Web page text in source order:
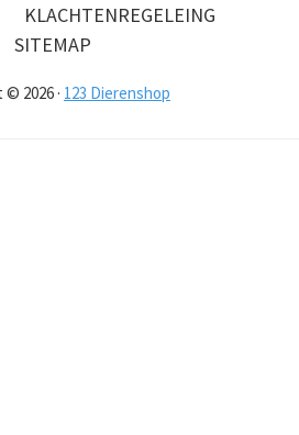
KLACHTENREGELEING
SITEMAP
2026 · 123 Dierenshop